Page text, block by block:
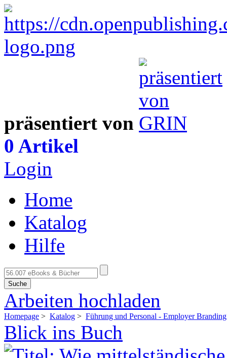
präsentiert von
0 Artikel
Login
Home
Katalog
Hilfe
Suche
Arbeiten hochladen
Homepage > Katalog > Führung und Personal - Employer Branding
Blick ins Buch